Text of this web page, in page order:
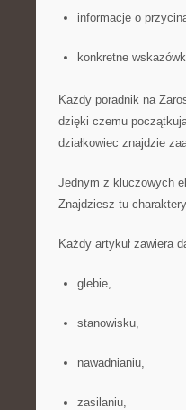
informacje o
konkretne
Każdy poradnik na
dzięki czemu
działkowiec znajdzie
Jednym z kluczowych
Znajdziesz tu
Każdy artykuł zawiera
glebie,
stanowisku,
nawadnianiu,
zasilaniu,